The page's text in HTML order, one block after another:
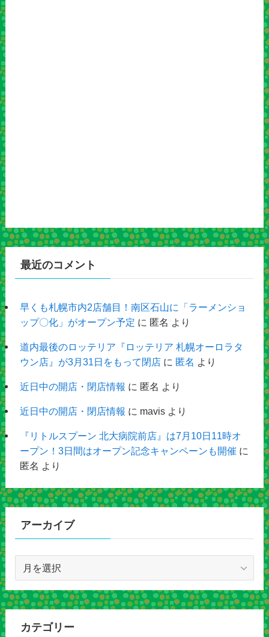
最近のコメント
早くも札幌市内2店舗目！南区石山に「ラーメンショ
ップ〇化」がオープン予定 に 匿名 より
道内最後のロッテリア『ロッテリア 札幌オーロラタ
ウン店』が3月31日をもって閉店に 匿名 より
近日中の開店・閉店情報 に 匿名 より
近日中の開店・閉店情報 に mavisより
『リトルスプーン 北大病院前店』は7月10日11時オ
ープン！3日間はオープン記念キャンペーンも開催 に
匿名 より
アーカイブ
カ
イ
カテゴリー